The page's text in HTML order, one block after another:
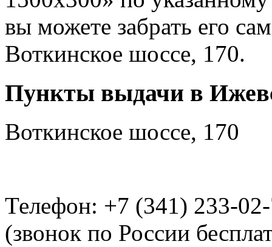
вы можете забрать его
Воткинское шоссе, 170.
Пункты выдачи в
Воткинское шоссе, 170
Телефон: +7 (341) 233-
(звонок по России